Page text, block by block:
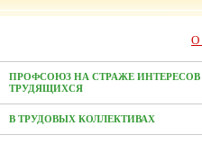
О
ПРОФСОЮЗ НА СТРАЖЕ ИНТЕРЕСОВ
ТРУДЯЩИХСЯ
В ТРУДОВЫХ КОЛЛЕКТИВАХ